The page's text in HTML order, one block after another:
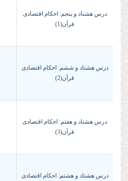
درس هشتاد و پنجم: احکام اقتصادی
قرآن(1)
درس هشتاد و ششم: احکام اقتصادی
قرآن(2)
درس هشتاد و هفتم: احکام اقتصادی
قرآن(3)
درس هشتاد و هشتم: احکام اقتصادی